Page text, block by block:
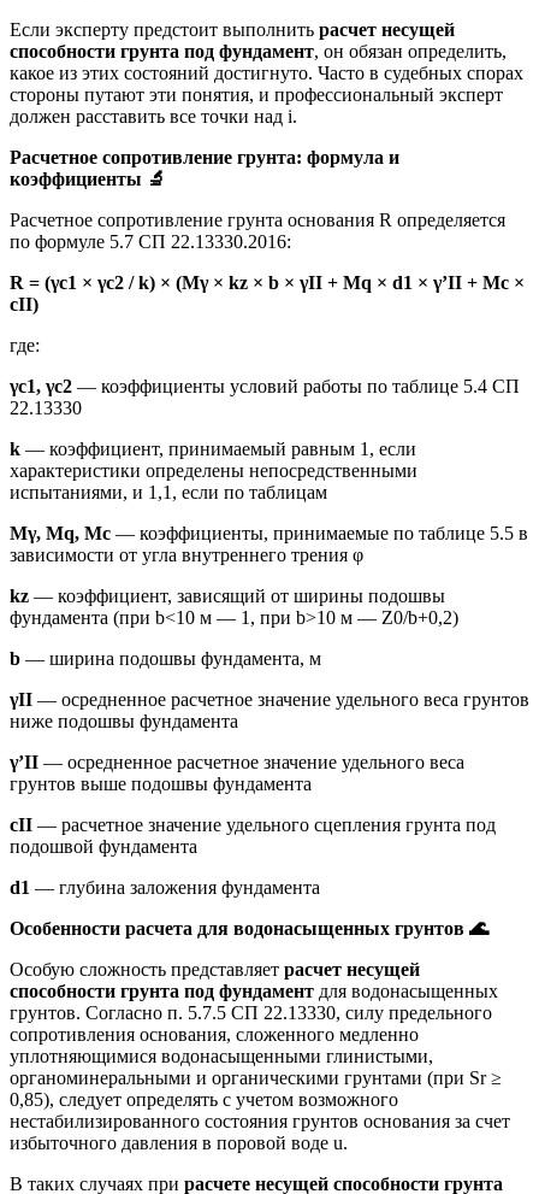
Если эксперту предстоит выполнить расчет несущей
способности грунта под фундамент, он обязан определить,
какое из этих состояний достигнуто. Часто в судебных спорах
стороны путают эти понятия, и профессиональный эксперт
должен расставить все точки над i.
Расчетное сопротивление грунта: формула и
коэффициенты 🔬
Расчетное сопротивление грунта основания R определяется
по формуле 5.7 СП 22.13330.2016:
R = (γc1 × γc2 / k) × (Mγ × kz × b × γII + Mq × d1 × γ’II + Mc ×
cII)
где:
γc1, γc2 — коэффициенты условий работы по таблице 5.4 СП
22.13330
k — коэффициент, принимаемый равным 1, если
характеристики определены непосредственными
испытаниями, и 1,1, если по таблицам
Mγ, Mq, Mc — коэффициенты, принимаемые по таблице 5.5 в
зависимости от угла внутреннего трения φ
kz — коэффициент, зависящий от ширины подошвы
фундамента (при b<10 м — 1, при b>10 м — Z0/b+0,2)
b — ширина подошвы фундамента, м
γII — осредненное расчетное значение удельного веса грунтов
ниже подошвы фундамента
γ’II — осредненное расчетное значение удельного веса
грунтов выше подошвы фундамента
cII — расчетное значение удельного сцепления грунта под
подошвой фундамента
d1 — глубина заложения фундамента
Особенности расчета для водонасыщенных грунтов 🌊
Особую сложность представляет расчет несущей
способности грунта под фундамент для водонасыщенных
грунтов. Согласно п. 5.7.5 СП 22.13330, силу предельного
сопротивления основания, сложенного медленно
уплотняющимися водонасыщенными глинистыми,
органоминеральными и органическими грунтами (при Sr ≥
0,85), следует определять с учетом возможного
нестабилизированного состояния грунтов основания за счет
избыточного давления в поровой воде u.
В таких случаях при расчете несущей способности грунта